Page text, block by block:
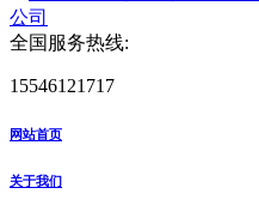
全国服务热线:
15546121717
网站首页
关于我们